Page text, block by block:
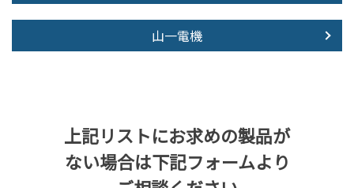
山一電機
上記リストにお求めの製品が
ない場合は下記フォームより